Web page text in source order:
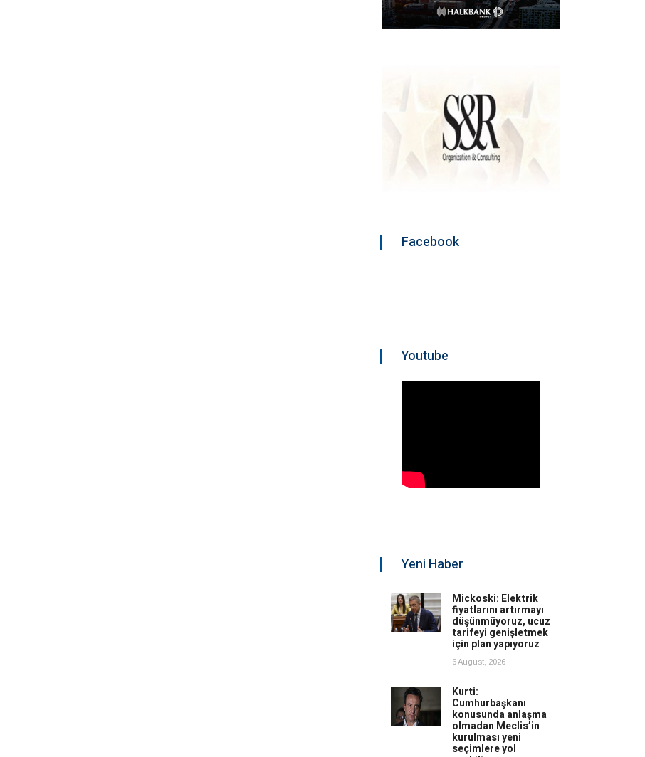
Facebook
Youtube
Yeni Haber
Mickoski: Elektrik
fiyatlarını artırmayı
düşünmüyoruz, ucuz
tarifeyi genişletmek
için plan yapıyoruz
6 August, 2026
Kurti:
Cumhurbaşkanı
konusunda anlaşma
olmadan Meclis’in
kurulması yeni
seçimlere yol